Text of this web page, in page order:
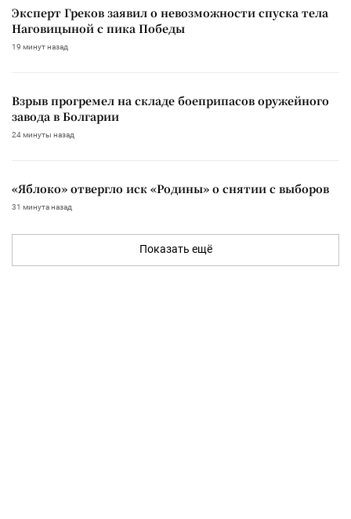
Эксперт Греков заявил о невозможности спуска тела
Наговицыной с пика Победы
19 минут назад
Взрыв прогремел на складе боеприпасов оружейного
завода в Болгарии
24 минуты назад
«Яблоко» отвергло иск «Родины» о снятии с выборов
31 минута назад
Показать ещё